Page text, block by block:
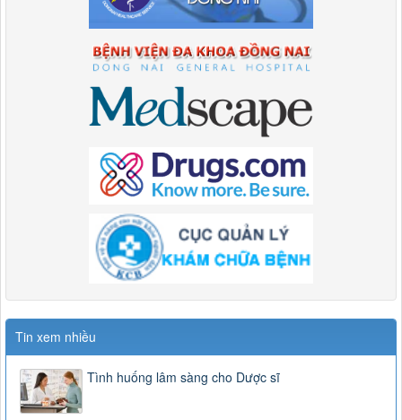
Tin xem nhiều
Tình huống lâm sàng cho Dược sĩ